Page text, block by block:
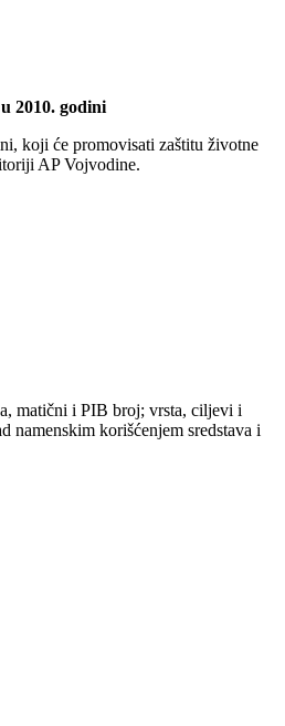
2010. godini
koji će promovisati zaštitu životne
AP Vojvodine.
matični i PIB broj; vrsta, ciljevi i
namenskim korišćenjem sredstava i